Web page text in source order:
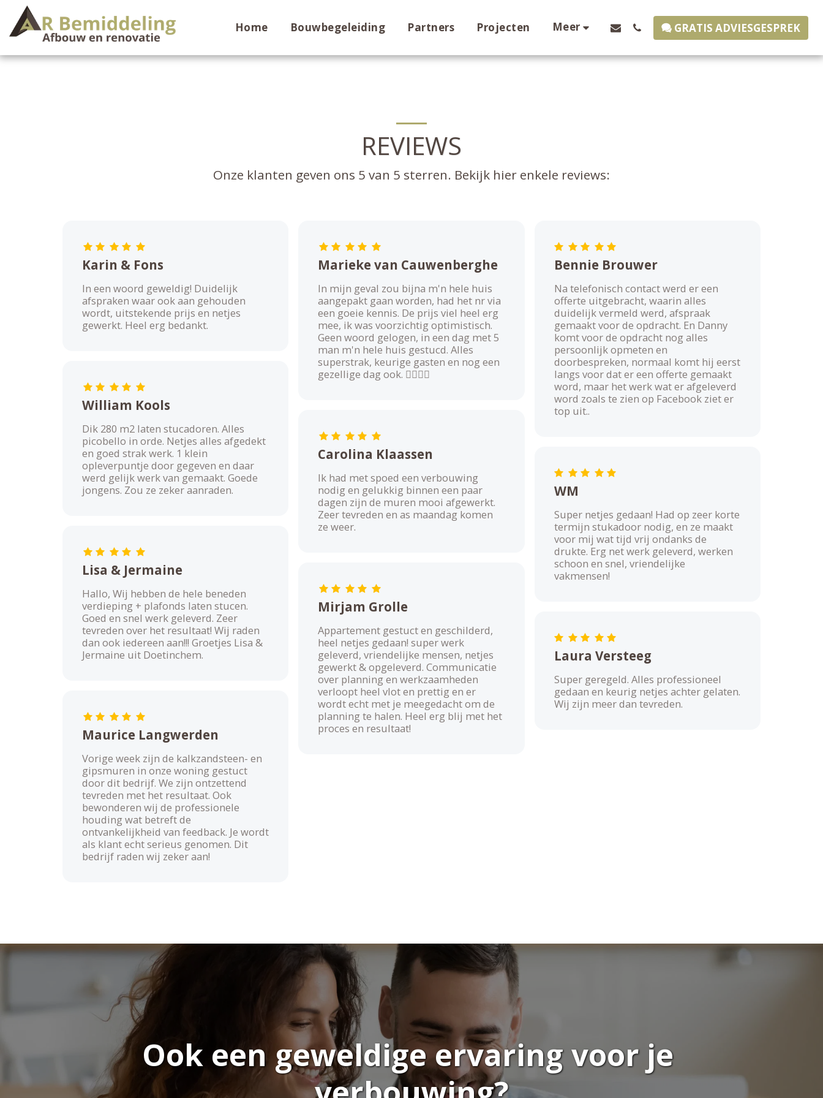
Home Bouwbegeleiding Partners Projecten Meer GRATIS ADVIESGESPREK
REVIEWS
Onze klanten geven ons 5 van 5 sterren. Bekijk hier enkele reviews:
Karin & Fons
In een woord geweldig! Duidelijk
afspraken waar ook aan gehouden
wordt, uitstekende prijs en netjes
gewerkt. Heel erg bedankt.
William Kools
Dik 280 m2 laten stucadoren. Alles
picobello in orde. Netjes alles afgedekt
en goed strak werk. 1 klein
opleverpuntje door gegeven en daar
werd gelijk werk van gemaakt. Goede
jongens. Zou ze zeker aanraden.
Lisa & Jermaine
Hallo, Wij hebben de hele beneden
verdieping + plafonds laten stucen.
Goed en snel werk geleverd. Zeer
tevreden over het resultaat! Wij raden
dan ook iedereen aan!!! Groetjes Lisa &
Jermaine uit Doetinchem.
Maurice Langwerden
Vorige week zijn de kalkzandsteen- en
gipsmuren in onze woning gestuct
door dit bedrijf. We zijn ontzettend
tevreden met het resultaat. Ook
bewonderen wij de professionele
houding wat betreft de
ontvankelijkheid van feedback. Je wordt
als klant echt serieus genomen. Dit
bedrijf raden wij zeker aan!
Marieke van Cauwenberghe
In mijn geval zou bijna m'n hele huis
aangepakt gaan worden, had het nr via
een goeie kennis. De prijs viel heel erg
mee, ik was voorzichtig optimistisch.
Geen woord gelogen, in een dag met 5
man m'n hele huis gestucd. Alles
superstrak, keurige gasten en nog een
gezellige dag ook. 👌🏼👌🏼
Carolina Klaassen
Ik had met spoed een verbouwing
nodig en gelukkig binnen een paar
dagen zijn de muren mooi afgewerkt.
Zeer tevreden en as maandag komen
ze weer.
Mirjam Grolle
Appartement gestuct en geschilderd,
heel netjes gedaan! super werk
geleverd, vriendelijke mensen, netjes
gewerkt & opgeleverd. Communicatie
over planning en werkzaamheden
verloopt heel vlot en prettig en er
wordt echt met je meegedacht om de
planning te halen. Heel erg blij met het
proces en resultaat!
Bennie Brouwer
Na telefonisch contact werd er een
offerte uitgebracht, waarin alles
duidelijk vermeld werd, afspraak
gemaakt voor de opdracht. En Danny
komt voor de opdracht nog alles
persoonlijk opmeten en
doorbespreken, normaal komt hij eerst
langs voor dat er een offerte gemaakt
word, maar het werk wat er afgeleverd
word zoals te zien op Facebook ziet er
top uit..
WM
Super netjes gedaan! Had op zeer korte
termijn stukadoor nodig, en ze maakt
voor mij wat tijd vrij ondanks de
drukte. Erg net werk geleverd, werken
schoon en snel, vriendelijke
vakmensen!
Laura Versteeg
Super geregeld. Alles professioneel
gedaan en keurig netjes achter gelaten.
Wij zijn meer dan tevreden.
Ook een geweldige ervaring voor je